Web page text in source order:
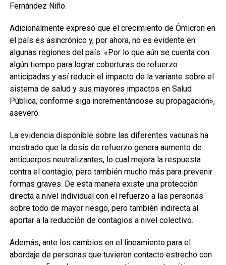
Fernández Niño.
Adicionalmente expresó que el crecimiento de Ómicron en
el país es asincrónico y, por ahora, no es evidente en
algunas regiones del país. «Por lo que aún se cuenta con
algún tiempo para lograr coberturas de refuerzo
anticipadas y así reducir el impacto de la variante sobre el
sistema de salud y sus mayores impactos en Salud
Pública, conforme siga incrementándose su propagación»,
aseveró.
La evidencia disponible sobre las diferentes vacunas ha
mostrado que la dosis de refuerzo genera aumento de
anticuerpos neutralizantes, lo cual mejora la respuesta
contra el contagio, pero también mucho más para prevenir
formas graves. De esta manera existe una protección
directa a nivel individual con el refuerzo a las personas
sobre todo de mayor riesgo, pero también indirecta al
aportar a la reducción de contagios a nivel colectivo.
Además, ante los cambios en el lineamiento para el
abordaje de personas que tuvieron contacto estrecho con